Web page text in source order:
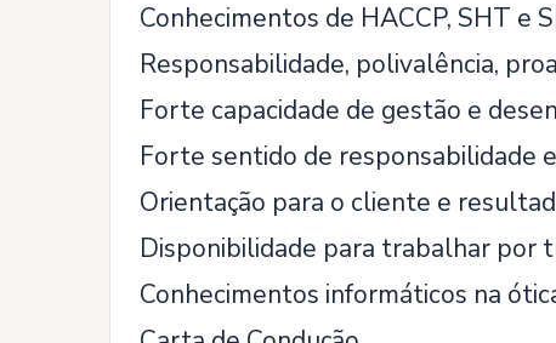
Conhecimentos de HACCP, SHT e
Responsabilidade, polivalência,
Forte capacidade de gestão e
Forte sentido de responsabilidade
Orientação para o cliente e
Disponibilidade para trabalhar por
Conhecimentos informáticos na